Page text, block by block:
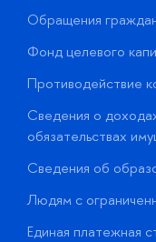
Обращения
Фонд целевого
Противодействие
Сведения о
обязательствах
Сведения об
Людям с
Единая платежная